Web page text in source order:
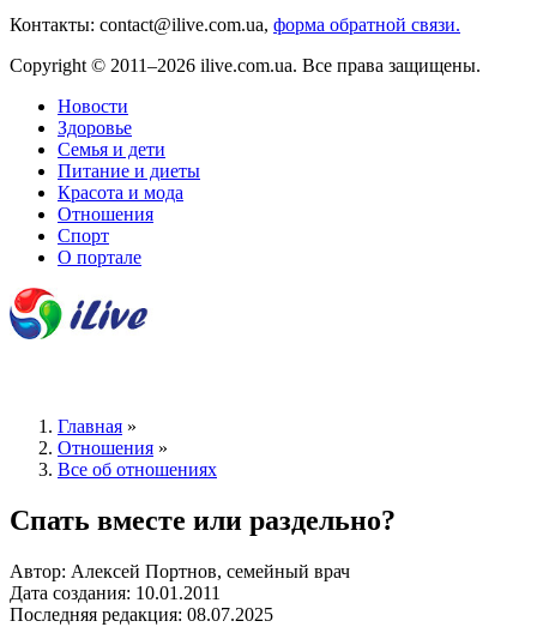
Контакты: contact@ilive.com.ua, форма обратной связи.
Copyright © 2011–2026 ilive.com.ua. Все права защищены.
Новости
Здоровье
Семья и дети
Питание и диеты
Красота и мода
Отношения
Спорт
О портале
Главная »
Отношения »
Все об отношениях
Спать вместе или раздельно?
Автор: Алексей Портнов, семейный врач
Дата создания: 10.01.2011
Последняя редакция: 08.07.2025